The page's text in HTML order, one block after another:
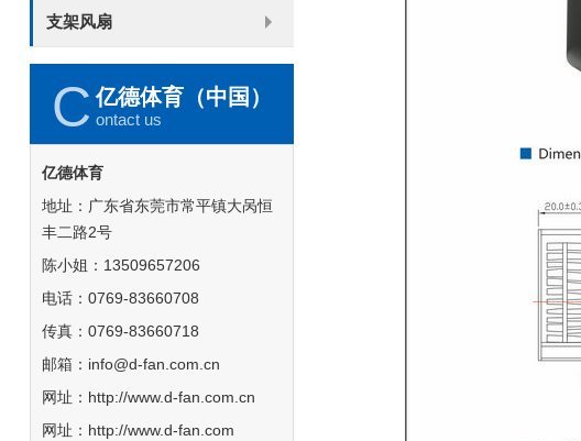
DC 030
支架风扇
3010
4010
5010
6010
6025
8015
5032碟形
8030碟形
9025
9025碟形
1225
1025碟形
1025
1225碟形
1525碟形
12538离心
C 亿德体育（中国）
ontact us
亿德体育
地址：广东省东莞市常平镇大呙恒
丰二路2号
陈小姐：13509657206
电话：0769-83660708
传真：0769-83660718
邮箱：info@d-fan.com.cn
网址：http://www.d-fan.com.cn
网址：http://www.d-fan.com